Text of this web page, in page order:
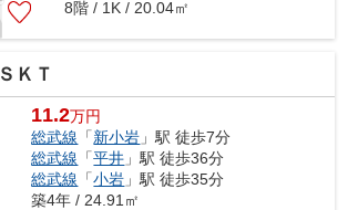
8階 / 1K / 20.04㎡
ＳＫＴ
11.2万円
総武線 「新小岩 」駅 徒歩7分
総武線 「平井 」駅 徒歩36分
総武線 「小岩 」駅 徒歩35分
築4年 / 24.91㎡